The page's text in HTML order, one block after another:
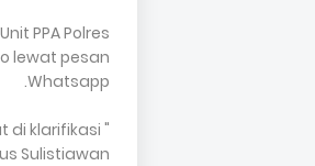
PPA Polres
lewat pesan
Whatsapp.
di klarifikasi
Sulistiawan